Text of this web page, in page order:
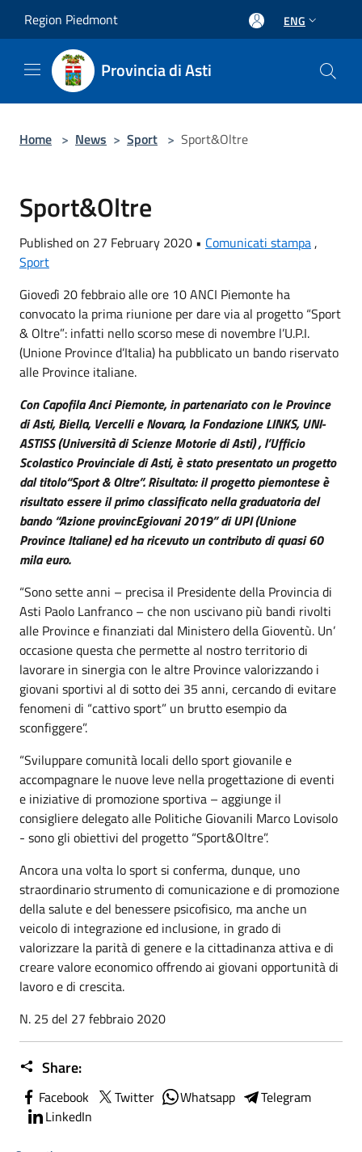
Region Piedmont ENG
Provincia di Asti
Home > News > Sport > Sport&Oltre
Sport&Oltre
Published on 27 February 2020 • Comunicati stampa ,
Sport
Giovedì 20 febbraio alle ore 10 ANCI Piemonte ha
convocato la prima riunione per dare via al progetto “Sport
& Oltre”: infatti nello scorso mese di novembre l’U.P.I.
(Unione Province d’Italia) ha pubblicato un bando riservato
alle Province italiane.
Con Capofila Anci Piemonte, in partenariato con le Province
di Asti, Biella, Vercelli e Novara, la Fondazione LINKS, UNI-
ASTISS (Università di Scienze Motorie di Asti) , l’Ufficio
Scolastico Provinciale di Asti, è stato presentato un progetto
dal titolo“Sport & Oltre”. Risultato: il progetto piemontese è
risultato essere il primo classificato nella graduatoria del
bando “Azione provincEgiovani 2019” di UPI (Unione
Province Italiane) ed ha ricevuto un contributo di quasi 60
mila euro.
“Sono sette anni – precisa il Presidente della Provincia di
Asti Paolo Lanfranco – che non uscivano più bandi rivolti
alle Province e finanziati dal Ministero della Gioventù. Un’
occasione questa che permette al nostro territorio di
lavorare in sinergia con le altre Province valorizzando i
giovani sportivi al di sotto dei 35 anni, cercando di evitare
fenomeni di “cattivo sport” un brutto esempio da
sconfiggere”.
“Sviluppare comunità locali dello sport giovanile e
accompagnare le nuove leve nella progettazione di eventi
e iniziative di promozione sportiva – aggiunge il
consigliere delegato alle Politiche Giovanili Marco Lovisolo
- sono gli obiettivi del progetto “Sport&Oltre”.
Ancora una volta lo sport si conferma, dunque, uno
straordinario strumento di comunicazione e di promozione
della salute e del benessere psicofisico, ma anche un
veicolo di integrazione ed inclusione, in grado di
valorizzare la parità di genere e la cittadinanza attiva e di
creare valore economico offrendo ai giovani opportunità di
lavoro e di crescita.
N. 25 del 27 febbraio 2020
Share:
Facebook Twitter Whatsapp
Telegram
LinkedIn